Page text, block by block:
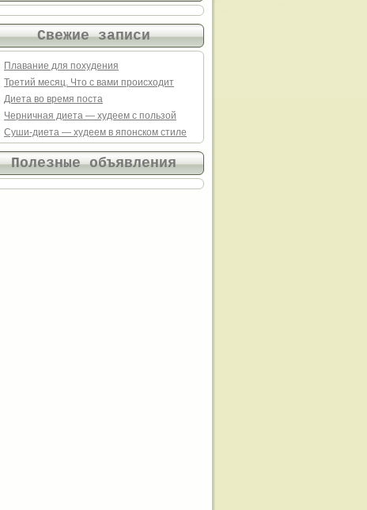
Свежие записи
Плавание для похудения
Третий месяц. Что с вами происходит
Диета во время поста
Черничная диета — худеем с пользой
Суши-диета — худеем в японском стиле
Полезные объявления